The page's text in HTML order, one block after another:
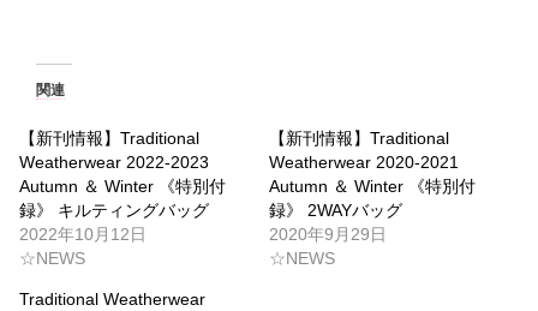
関連
【新刊情報】Traditional
Weatherwear 2022-2023
Autumn ＆ Winter 《特別付
録》 キルティングバッグ
2022年10月12日
☆NEWS
【新刊情報】Traditional
Weatherwear 2020-2021
Autumn ＆ Winter 《特別付
録》 2WAYバッグ
2020年9月29日
☆NEWS
Traditional Weatherwear